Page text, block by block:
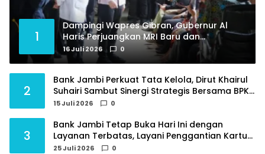
1
Dampingi Wapres Gibran, Gubernur Al
Haris Perjuangkan MRI Baru dan
Tambahan Dokter Spesialis untuk RSUD
Raden Mattaher
16 Juli 2026 0
2
Bank Jambi Perkuat Tata Kelola, Dirut Khairul
Suhairi Sambut Sinergi Strategis Bersama BPKP
Jambi
15 Juli 2026 0
3
Bank Jambi Tetap Buka Hari Ini dengan
Layanan Terbatas, Layani Penggantian Kartu
ATM dan Perubahan PIN
25 Juli 2026 0